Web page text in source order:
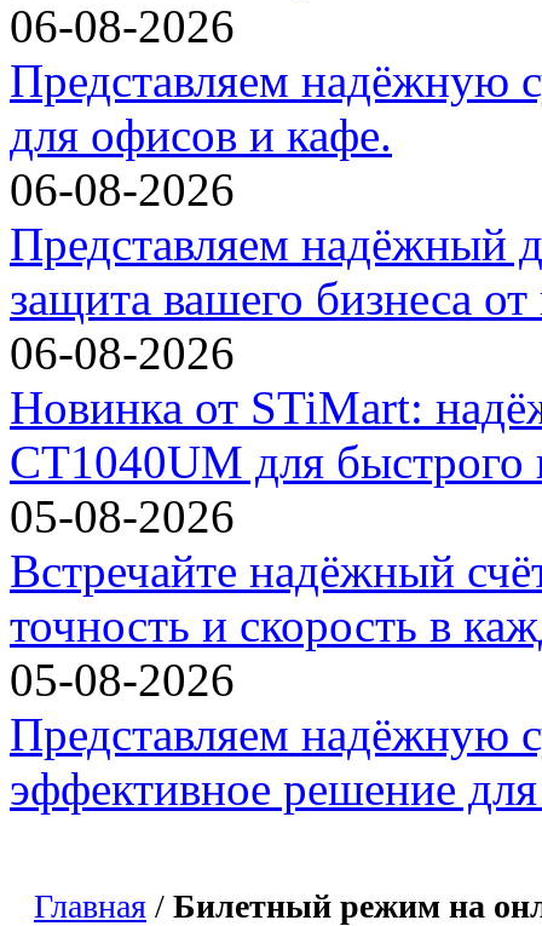
06-08-2026
Представляем надёжную
для офисов и кафе.
06-08-2026
Представляем надёжный
защита вашего бизнеса
06-08-2026
Новинка от STiMart:
CT1040UM для быстрого
05-08-2026
Встречайте надёжный
точность и скорость в
05-08-2026
Представляем
эффективное решение
Главная / Билетный режим на